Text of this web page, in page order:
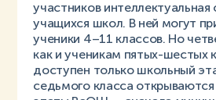
участников
учащихся школ. В ней могут
ученики 4–11 классов. Но
как и ученикам пятых-шестых
доступен только школьный
седьмого класса